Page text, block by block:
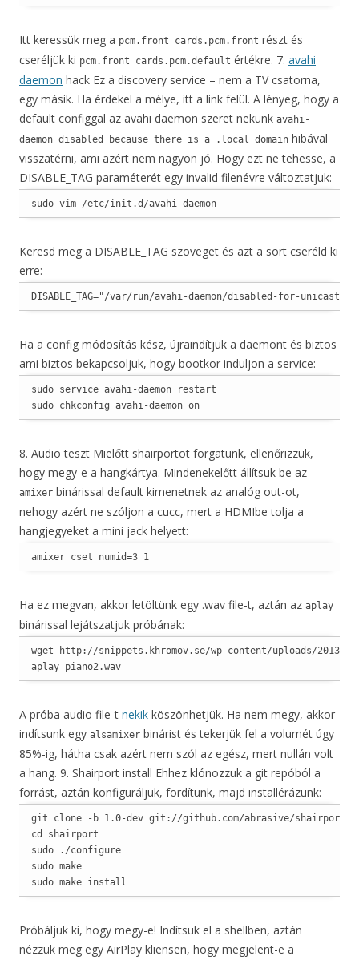
Itt keressük meg a pcm.front cards.pcm.front részt és
cseréljük ki pcm.front cards.pcm.default értékre. 7. avahi
daemon hack Ez a discovery service – nem a TV csatorna,
egy másik. Ha érdekel a mélye, itt a link felül. A lényeg, hogy a
default configgal az avahi daemon szeret nekünk avahi-
daemon disabled because there is a .local domain hibával
visszatérni, ami azért nem nagyon jó. Hogy ezt ne tehesse, a
DISABLE_TAG paraméterét egy invalid filenévre változtatjuk:
sudo vim /etc/init.d/avahi-daemon
Keresd meg a DISABLE_TAG szöveget és azt a sort cseréld ki
erre:
DISABLE_TAG="/var/run/avahi-daemon/disabled-for-unicast-
Ha a config módosítás kész, újraindítjuk a daemont és biztos
ami biztos bekapcsoljuk, hogy bootkor induljon a service:
sudo service avahi-daemon restart
sudo chkconfig avahi-daemon on
8. Audio teszt Mielőtt shairportot forgatunk, ellenőrizzük,
hogy megy-e a hangkártya. Mindenekelőtt állítsuk be az
amixer binárissal default kimenetnek az analóg out-ot,
nehogy azért ne szóljon a cucc, mert a HDMIbe tolja a
hangjegyeket a mini jack helyett:
amixer cset numid=3 1
Ha ez megvan, akkor letöltünk egy .wav file-t, aztán az aplay
binárissal lejátszatjuk próbának:
wget http://snippets.khromov.se/wp-content/uploads/2013/
aplay piano2.wav
A próba audio file-t nekik köszönhetjük. Ha nem megy, akkor
indítsunk egy alsamixer binárist és tekerjük fel a volumét úgy
85%-ig, hátha csak azért nem szól az egész, mert nullán volt
a hang. 9. Shairport install Ehhez klónozzuk a git repóból a
forrást, aztán konfiguráljuk, fordítunk, majd installérázunk:
git clone -b 1.0-dev git://github.com/abrasive/
cd shairport
sudo ./configure
sudo make
sudo make install
Próbáljuk ki, hogy megy-e! Indítsuk el a shellben, aztán
nézzük meg egy AirPlay kliensen, hogy megjelent-e a